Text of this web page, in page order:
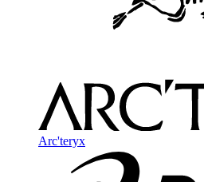
Arc'teryx